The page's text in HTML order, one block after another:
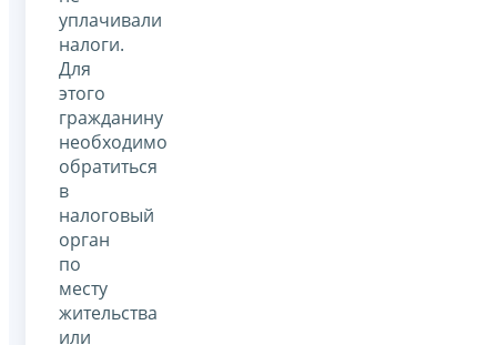
уплачивали
налоги.
Для
этого
гражданину
необходимо
обратиться
в
налоговый
орган
по
месту
жительства
или